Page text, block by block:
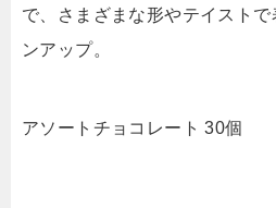
で、さまざまな形やテイスト
ンアップ。
アソートチョコレート 30個